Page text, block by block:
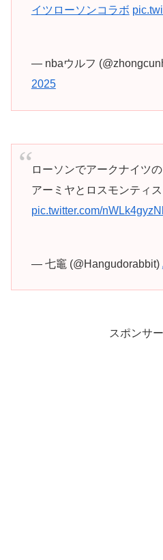
イツローソンコラボ
— nbaウルフ
2025
ローソンでアークナイツ
アーミヤとロスモンティス
pic.twitter.com/nWLk4gyzNl
— 七竈 (@Hangudorabbit)
スポンサ